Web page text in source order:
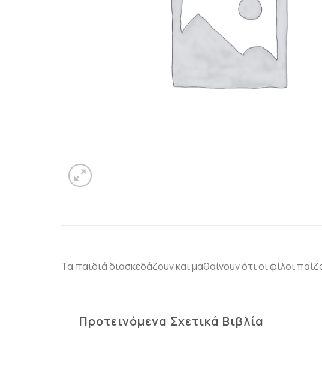
Τα παιδιά διασκεδάζουν και μαθαίνουν ότι οι φίλοι
Προτεινόμενα Σχετικά Βιβλία